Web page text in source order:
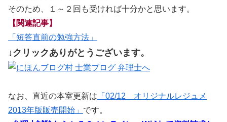
そのため、１～２回も受ければ十分かと思います。
【関連記事】
「短答直前の勉強方法」
↓クリックありがとうございます。
なお、直近の本室更新は 「02/12 オリジナルレジュメ
2013年版販売開始」 です。